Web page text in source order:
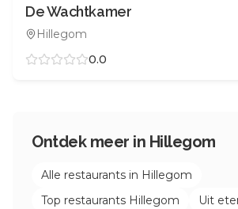
De Wachtkamer
Hillegom
0.0
Ontdek meer in Hillegom
Alle restaurants in Hillegom
Top restaurants Hillegom Uit